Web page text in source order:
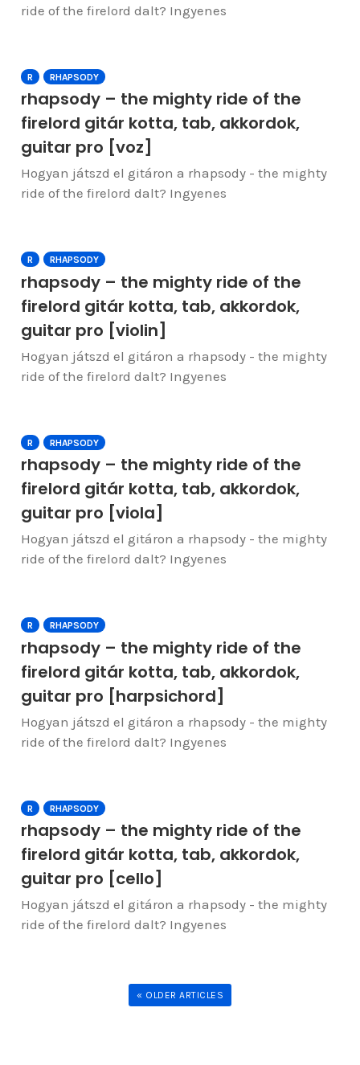
ride of the firelord dalt? Ingyenes
R RHAPSODY
rhapsody – the mighty ride of the
firelord gitár kotta, tab, akkordok,
guitar pro [voz]
Hogyan játszd el gitáron a rhapsody - the mighty
ride of the firelord dalt? Ingyenes
R RHAPSODY
rhapsody – the mighty ride of the
firelord gitár kotta, tab, akkordok,
guitar pro [violin]
Hogyan játszd el gitáron a rhapsody - the mighty
ride of the firelord dalt? Ingyenes
R RHAPSODY
rhapsody – the mighty ride of the
firelord gitár kotta, tab, akkordok,
guitar pro [viola]
Hogyan játszd el gitáron a rhapsody - the mighty
ride of the firelord dalt? Ingyenes
R RHAPSODY
rhapsody – the mighty ride of the
firelord gitár kotta, tab, akkordok,
guitar pro [harpsichord]
Hogyan játszd el gitáron a rhapsody - the mighty
ride of the firelord dalt? Ingyenes
R RHAPSODY
rhapsody – the mighty ride of the
firelord gitár kotta, tab, akkordok,
guitar pro [cello]
Hogyan játszd el gitáron a rhapsody - the mighty
ride of the firelord dalt? Ingyenes
« OLDER ARTICLES